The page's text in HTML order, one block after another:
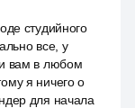
студийного
все, у
и вам в любом
я ничего о
для начала